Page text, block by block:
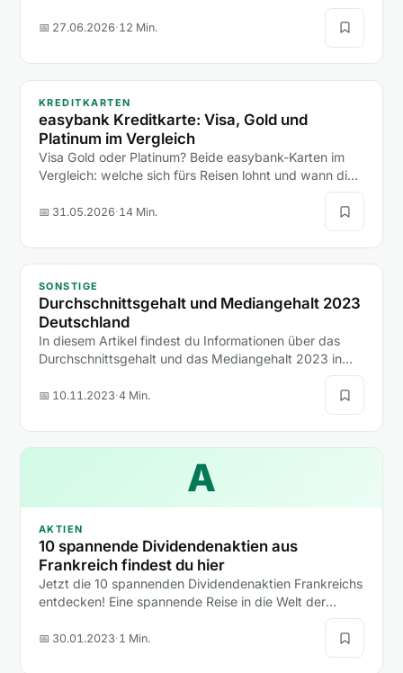
Broker lohnt, wo die freie Handelsplatzwahl teuer wird
und für wen er passt.
📅 27.06.2026·12 Min.
KREDITKARTEN
easybank Kreditkarte: Visa, Gold und
Platinum im Vergleich
Visa Gold oder Platinum? Beide easybank-Karten im
Vergleich: welche sich fürs Reisen lohnt und wann die
📅 31.05.2026·14 Min.
SONSTIGE
Durchschnittsgehalt und Mediangehalt 2023
Deutschland
In diesem Artikel findest du Informationen über das
Durchschnittsgehalt und das Mediangehalt 2023 in
📅 10.11.2023·4 Min.
A
AKTIEN
10 spannende Dividendenaktien aus
Frankreich findest du hier
Jetzt die 10 spannenden Dividendenaktien Frankreichs
entdecken! Eine spannende Reise in die Welt der
📅 30.01.2023·1 Min.